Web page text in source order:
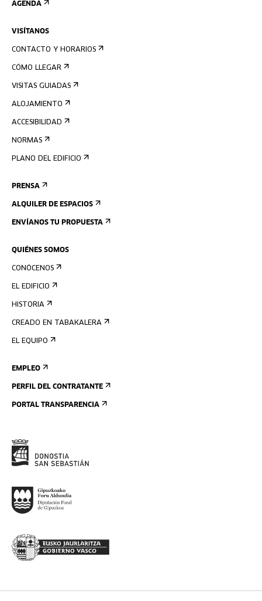
AGENDA
VISÍTANOS
CONTACTO Y HORARIOS
CÓMO LLEGAR
VISITAS GUIADAS
ALOJAMIENTO
ACCESIBILIDAD
NORMAS
PLANO DEL EDIFICIO
PRENSA
ALQUILER DE ESPACIOS
ENVÍANOS TU PROPUESTA
QUIÉNES SOMOS
CONÓCENOS
EL EDIFICIO
HISTORIA
CREADO EN TABAKALERA
EL EQUIPO
EMPLEO
PERFIL DEL CONTRATANTE
PORTAL TRANSPARENCIA